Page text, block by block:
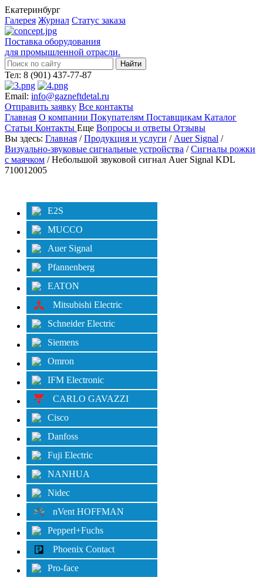
Екатеринбург
Галерея Журнал Статус заказа
Поставка оборудования
для промышленной отрасли.
Тел: 8 (901) 437-77-87
Email: info@gazneftdetal.ru
Отправить заявку Все контакты
Главная О компании Покупателям Поставщикам Каталог
Статьи Контакты Еще Вопросы и ответы Отзывы
Вы здесь: Главная /Продукция и услуги / Auer Signal /
Визуально-звуковые сигнальные устройства /Сигналы рожки
с маячком / Небольшой звуковой сигнал Auer Signal KDL
710012005
E2S
MUCCO
Auer Signal
Pfannenberg
EATON
Mitsubishi Electric
Schneider Electric
Siemens
Omron
IFM Electronic
CARLO GAVAZZI
Cisco
Danfoss
Fuji Electric
NANHUA
Nidec
nVent HOFFMAN
Pepperl+Fuchs
Phoenix Contact
Pro-face